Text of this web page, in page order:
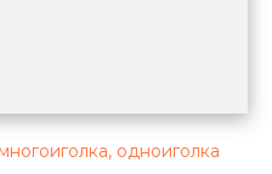
одноиголка